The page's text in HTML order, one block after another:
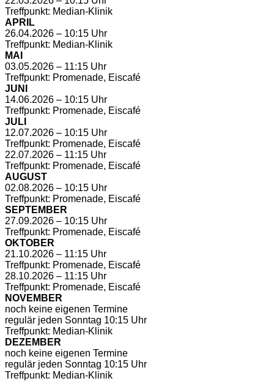
Treffpunkt: Median-Klinik
APRIL
26.04.2026 – 10:15 Uhr
Treffpunkt: Median-Klinik
MAI
03.05.2026 – 11:15 Uhr
Treffpunkt: Promenade, Eiscafé
JUNI
14.06.2026 – 10:15 Uhr
Treffpunkt: Promenade, Eiscafé
JULI
12.07.2026 – 10:15 Uhr
Treffpunkt: Promenade, Eiscafé
22.07.2026 – 11:15 Uhr
Treffpunkt: Promenade, Eiscafé
AUGUST
02.08.2026 – 10:15 Uhr
Treffpunkt: Promenade, Eiscafé
SEPTEMBER
27.09.2026 – 10:15 Uhr
Treffpunkt: Promenade, Eiscafé
OKTOBER
21.10.2026 – 11:15 Uhr
Treffpunkt: Promenade, Eiscafé
28.10.2026 – 11:15 Uhr
Treffpunkt: Promenade, Eiscafé
NOVEMBER
noch keine eigenen Termine
regulär jeden Sonntag 10:15 Uhr
Treffpunkt: Median-Klinik
DEZEMBER
noch keine eigenen Termine
regulär jeden Sonntag 10:15 Uhr
Treffpunkt: Median-Klinik